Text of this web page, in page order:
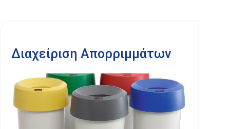
Διαχείριση Απορριμμάτων